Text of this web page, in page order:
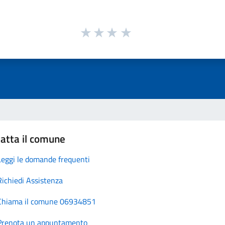
il comune
le domande frequenti
Assistenza
il comune 06934851
un appuntamento